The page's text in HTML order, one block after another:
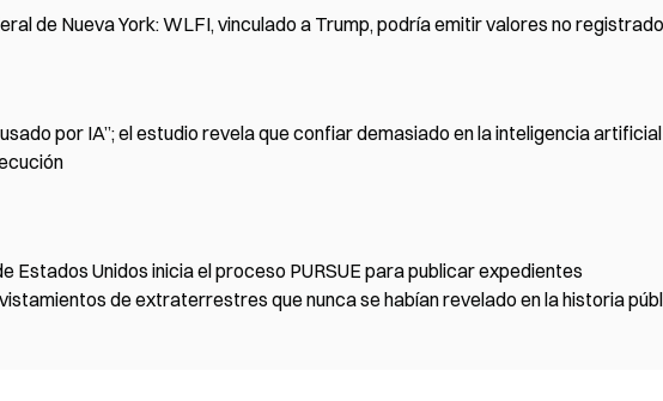
de Nueva York: WLFI, vinculado a Trump, podría emitir valores no
por IA”; el estudio revela que confiar demasiado en la inteligencia artificial
Estados Unidos inicia el proceso PURSUE para publicar expedientes
de extraterrestres que nunca se habían revelado en la historia